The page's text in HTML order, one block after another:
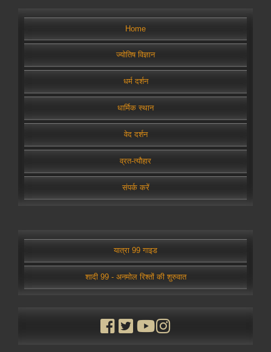
Home
ज्योतिष विज्ञान
धर्म दर्शन
धार्मिक स्थान
वेद दर्शन
व्रत-त्यौहार
संपर्क करें
यात्रा 99 गाइड
शादी 99 - अनमोल रिश्तों की शुरुवात